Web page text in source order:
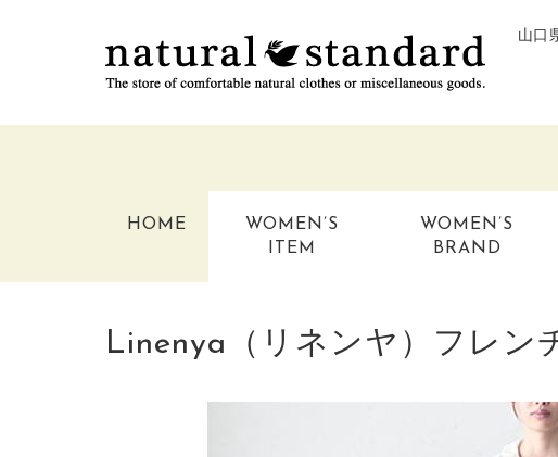
山口
HOME
WOMEN’S
ITEM
WOMEN’S
BRAND
Linenya（リネンヤ）フレン